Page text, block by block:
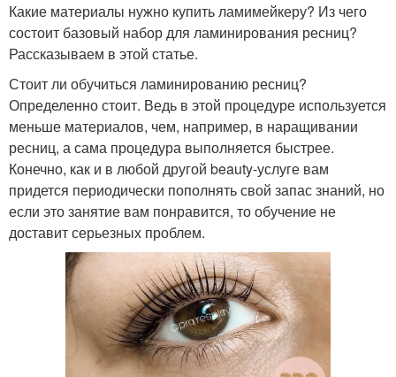
Какие материалы нужно купить ламимейкеру? Из чего
состоит базовый набор для ламинирования ресниц?
Рассказываем в этой статье.
Стоит ли обучиться ламинированию ресниц?
Определенно стоит. Ведь в этой процедуре используется
меньше материалов, чем, например, в наращивании
ресниц, а сама процедура выполняется быстрее.
Конечно, как и в любой другой beauty-услуге вам
придется периодически пополнять свой запас знаний, но
если это занятие вам понравится, то обучение не
доставит серьезных проблем.